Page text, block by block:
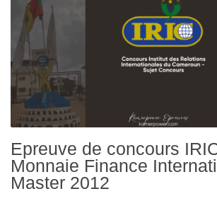
Epreuve de concours
Monnaie Finance
Master 2012